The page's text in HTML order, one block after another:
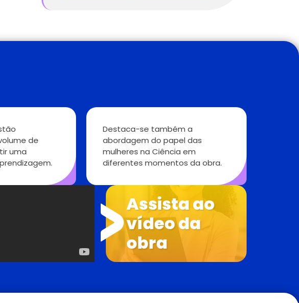
de
uma
Destaca-se também a
abordagem do papel das
mulheres na Ciência em
diferentes momentos da obra.